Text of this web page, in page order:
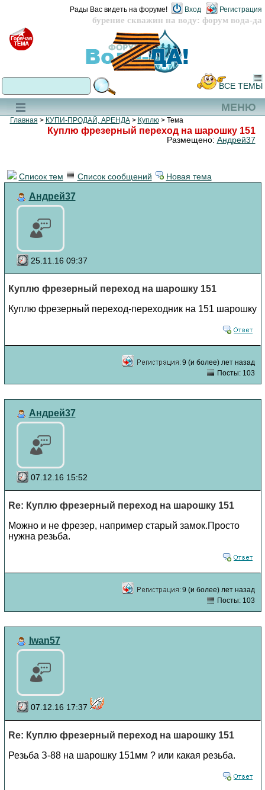
бурение скважин на воду: форум вода-да
Рады Вас видеть на форуме! Вход Регистрация
МЕНЮ
ВСЕ ТЕМЫ
Главная > КУПИ-ПРОДАЙ, АРЕНДА> Куплю> Тема
Куплю фрезерный переход на шарошку 151
Размещено: Андрей37
Список тем Список сообщений Новая тема
Андрей37
25.11.16 09:37
Куплю фрезерный переход на шарошку 151
Куплю фрезерный переход-переходник на 151 шарошку
9 (и более) лет назад
Посты: 103
Андрей37
07.12.16 15:52
Re: Куплю фрезерный переход на шарошку 151
Можно и не фрезер, например старый замок.Просто
нужна резьба.
9 (и более) лет назад
Посты: 103
Iwan57
07.12.16 17:37
Re: Куплю фрезерный переход на шарошку 151
Резьба З-88 на шарошку 151мм ? или какая резьба.